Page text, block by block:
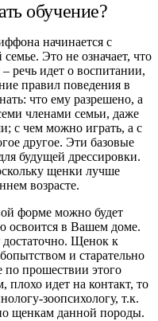
обучение?
начинается с
Это не означает, что
речь идет о воспитании,
правил поведения в
что ему разрешено, а
членами семьи, даже
с чем можно играть, а с
другое. Эти базовые
будущей дрессировки.
щенки лучше
возрасте.
форме можно будет
освоится в Вашем доме.
Щенок к
и старательно
прошествии этого
плохо идет на контакт, то
зоопсихологу, т.к.
щенкам данной породы.